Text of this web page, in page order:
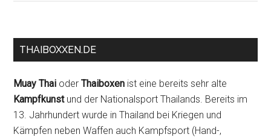
THAIBOXXEN.DE
Muay Thai oderThaiboxen ist eine bereits sehr alte
Kampfkunstund der Nationalsport Thailands. Bereits im
13. Jahrhundert wurde in Thailand bei Kriegen und
Kämpfen neben Waffen auch Kampfsport (Hand-,